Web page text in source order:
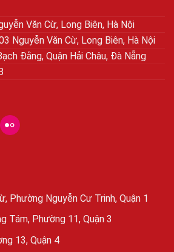
Văn Cừ, Long Biên, Hà Nội
Nguyễn Văn Cừ, Long Biên, Hà Nội
Đằng, Quận Hải Châu, Đà Nẵng
Phường Nguyễn Cư Trinh, Quận 1
Tám, Phường 11, Quận 3
13, Quận 4